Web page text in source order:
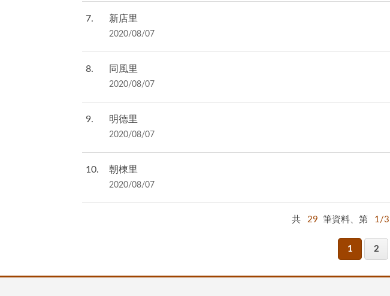
7 新店里
2020/08/07
8 同風里
2020/08/07
9 明德里
2020/08/07
10 朝棟里
2020/08/07
共 29 筆資料、第 1/3
1 2